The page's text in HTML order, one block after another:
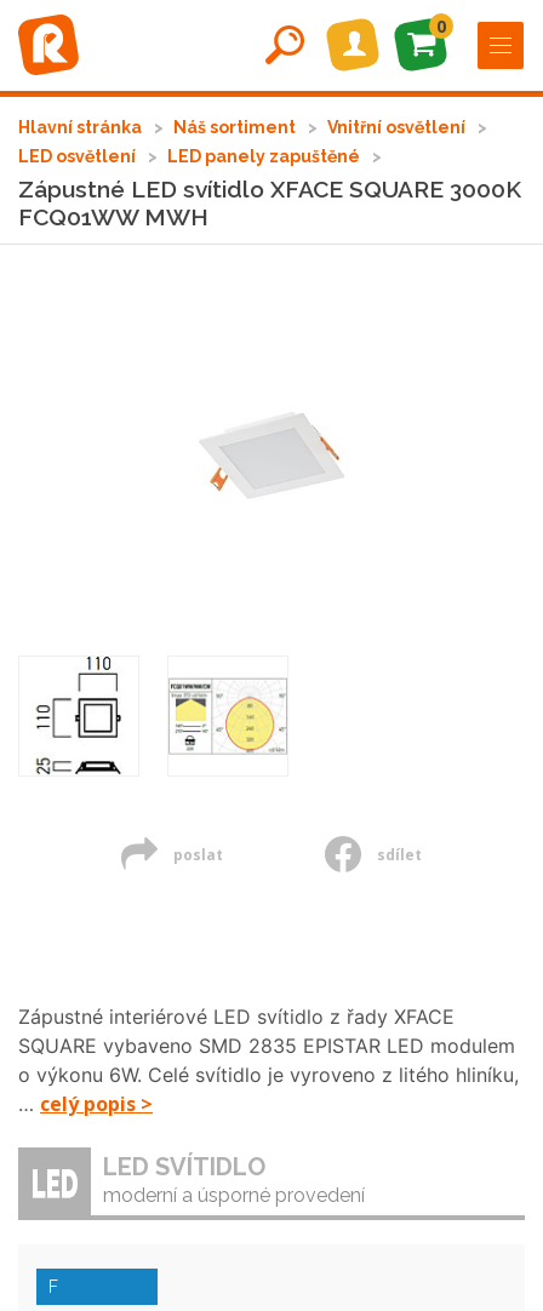
0
Hlavní stránka Náš sortiment
Vnitřní osvětlení
LED osvětlení
LED panely zapuštěné
Zápustné LED svítidlo XFACE SQUARE 3000K
FCQ01WW MWH
poslat sdílet
Zápustné interiérové LED svítidlo z řady XFACE
SQUARE vybaveno SMD 2835 EPISTAR LED modulem
o výkonu 6W. Celé svítidlo je vyroveno z litého hliníku,
… celý popis >
LED SVÍTIDLO
moderní a úsporné provedení
F